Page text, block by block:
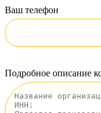
Ваш телефон
Подробное описание